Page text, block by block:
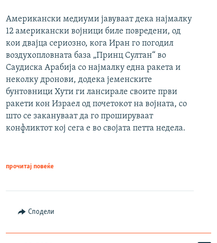
Американски медиуми јавуваат дека најмалку
12 американски војници биле повредени, од
кои двајца сериозно, кога Иран го погодил
воздухопловната база „Принц Султан“ во
Саудиска Арабија со најмалку една ракета и
неколку дронови, додека јеменските
бунтовници Хути ги лансирале своите први
ракети кон Израел од почетокот на војната, со
што се закануваат да го прошируваат
конфликтот кој сега е во својата петта недела.
прочитај повеќе
Сподели